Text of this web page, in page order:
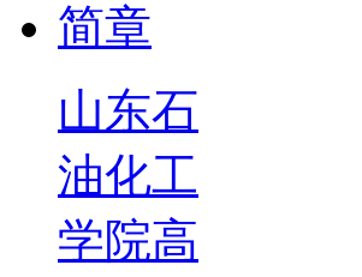
山东石
油化工
学院高